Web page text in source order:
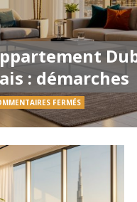
: démarches
FERMÉS